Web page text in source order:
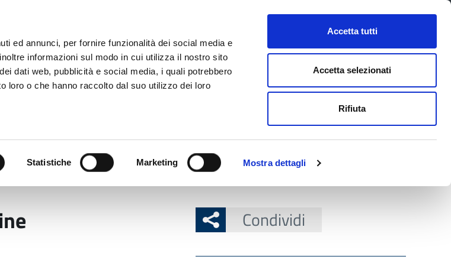
ed annunci, per fornire funzionalità dei social media e
informazioni sul modo in cui utilizza il nostro sito
dati web, pubblicità e social media, i quali potrebbero
loro o che hanno raccolto dal suo utilizzo dei loro
Statistiche Marketing Mostra dettagli
Accetta tutti
Accetta selezionati
Rifiuta
CONTATTI URP SERVIZI ONLINE
Seguici su FacebookTwitterInstagram
LinkedIn
cerca nel sito
Condividi